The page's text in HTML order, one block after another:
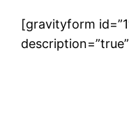
[gravityform